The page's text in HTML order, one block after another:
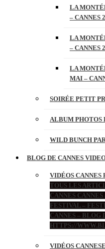
LA
– CANNES
LA
– CANNES
LA
MAI –
SOIRÉE PETIT
ALBUM PHOTOS
WILD BUNCH
BLOG DE CANNES
VIDÉOS
TOUS LES
CANNES
FESTIVAL –
CANNES – BLOG
HTTPS://
VIDÉOS